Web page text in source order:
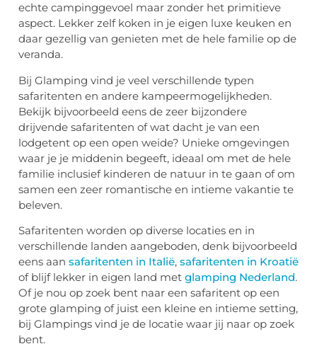
echte campinggevoel maar zonder het primitieve
aspect. Lekker zelf koken in je eigen luxe keuken en
daar gezellig van genieten met de hele familie op de
veranda.
Bij Glamping vind je veel verschillende typen
safaritenten en andere kampeermogelijkheden.
Bekijk bijvoorbeeld eens de zeer bijzondere
drijvende safaritenten of wat dacht je van een
lodgetent op een open weide? Unieke omgevingen
waar je je middenin begeeft, ideaal om met de hele
familie inclusief kinderen de natuur in te gaan of om
samen een zeer romantische en intieme vakantie te
beleven.
Safaritenten worden op diverse locaties en in
verschillende landen aangeboden, denk bijvoorbeeld
eens aan safaritenten in Italië, safaritenten in Kroatië
of blijf lekker in eigen land met glamping Nederland.
Of je nou op zoek bent naar een safaritent op een
grote glamping of juist een kleine en intieme setting,
bij Glampings vind je de locatie waar jij naar op zoek
bent.